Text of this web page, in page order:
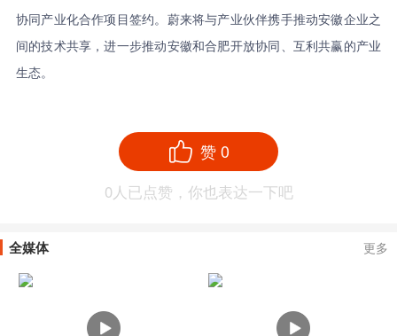
协同产业化合作项目签约。蔚来将与产业伙伴携手推动安徽企业之
间的技术共享，进一步推动安徽和合肥开放协同、互利共赢的产业
生态。
赞0
0 人已点赞，你也表达一下吧
全媒体 更多